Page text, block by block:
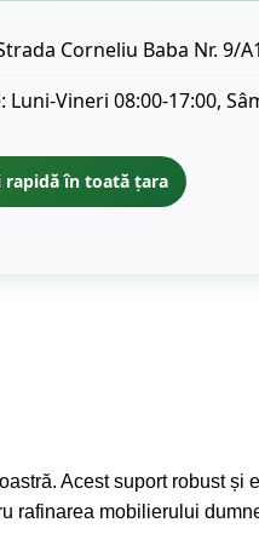
Corneliu Baba Nr. 9/
Vineri 08:00-17:00,
rapidă în toată țara
Acest suport robust și
rafinarea mobilierului